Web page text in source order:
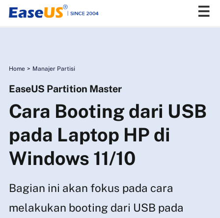
Home > Manajer Partisi
EaseUS Partition Master
Cara Booting dari USB
pada Laptop HP di
Windows 11/10
Bagian ini akan fokus pada cara
melakukan booting dari USB pada